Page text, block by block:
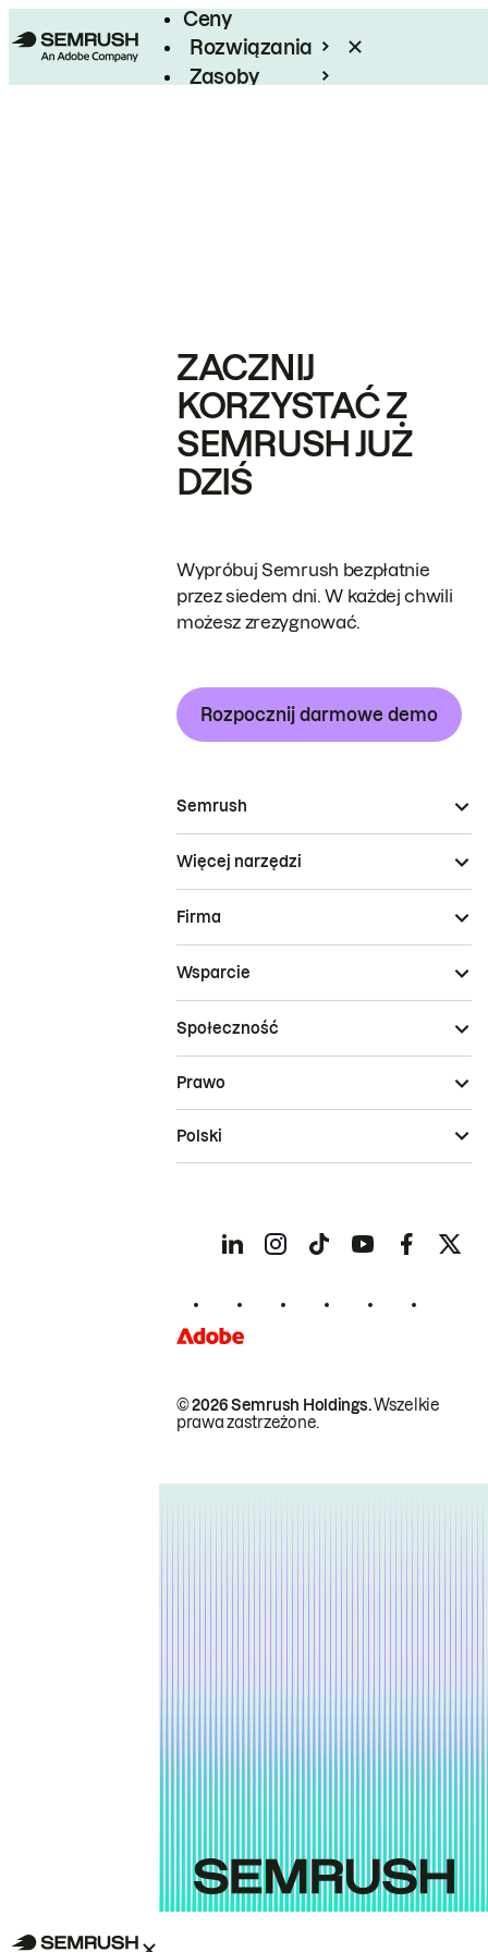
Ceny
Rozwiązania
Zasoby
ZACZNIJ
KORZYSTAĆ Z
SEMRUSH JUŻ
DZIŚ
Wypróbuj Semrush bezpłatnie
przez siedem dni. W każdej chwili
możesz zrezygnować.
Rozpocznij darmowe demo
Semrush
Więcej narzędzi
Firma
Wsparcie
Społeczność
© 2026 Semrush Holdings.Wszelkie
prawa zastrzeżone.
Prawo
Polski